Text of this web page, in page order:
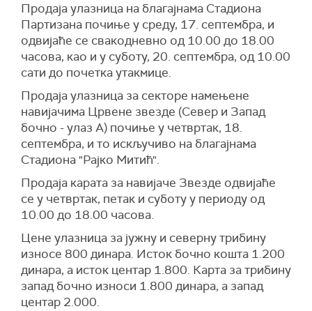
Продаја улазница на благајнама Стадиона
Партизана почиње у среду, 17. септембра, и
одвијаће се свакодневно од 10.00 до 18.00
часова, као и у суботу, 20. септембра, од 10.00
сати до почетка утакмице.
Продаја улазница за секторе намењене
навијачима Црвене звезде (Север и Запад
бочно - улаз А) почиње у четвртак, 18.
септембра, и то искључиво на благајнама
Стадиона "Рајко Митић".
Продаја карата за навијаче Звезде одвијаће
се у четвртак, петак и суботу у периоду од
10.00 до 18.00 часова.
Цене улазница за јужну и северну трибину
износе 800 динара. Исток бочно кошта 1.200
динара, а исток центар 1.800. Карта за трибину
запад бочно износи 1.800 динара, а запад
центар 2.000.